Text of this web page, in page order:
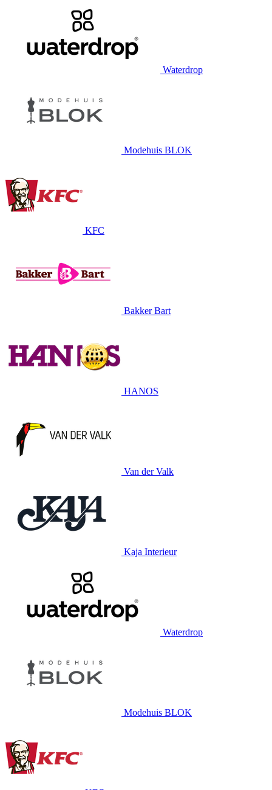
Waterdrop
Modehuis BLOK
KFC
Bakker Bart
HANOS
Van der Valk
Kaja Interieur
Waterdrop
Modehuis BLOK